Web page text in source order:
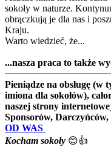
sokoły w naturze.
obrączkują je dla nas i
Kraju.
Warto wiedzieć, że...
...nasza praca to także
Pieniądze na obsługę
imiona dla sokołów),
naszej strony
Sponsorów,
OD WAS
Kocham sokoły 😊👍